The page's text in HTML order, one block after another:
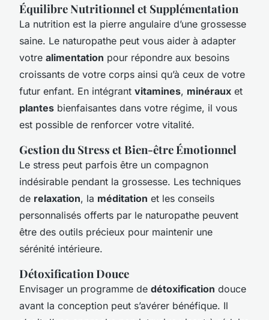
Équilibre Nutritionnel et Supplémentation
La nutrition est la pierre angulaire d’une grossesse
saine. Le naturopathe peut vous aider à adapter
votre alimentation pour répondre aux besoins
croissants de votre corps ainsi qu’à ceux de votre
futur enfant. En intégrant vitamines, minéraux et
plantes bienfaisantes dans votre régime, il vous
est possible de renforcer votre vitalité.
Gestion du Stress et Bien-être Émotionnel
Le stress peut parfois être un compagnon
indésirable pendant la grossesse. Les techniques
de relaxation, la méditation et les conseils
personnalisés offerts par le naturopathe peuvent
être des outils précieux pour maintenir une
sérénité intérieure.
Détoxification Douce
Envisager un programme de détoxification douce
avant la conception peut s’avérer bénéfique. Il